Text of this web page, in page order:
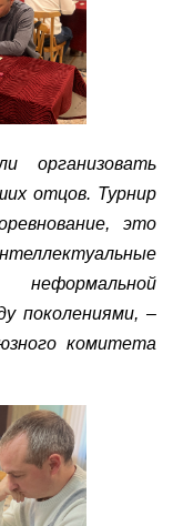
организовать
отцов. Турнир
это
поколениями, –
комитета